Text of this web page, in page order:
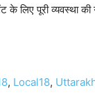
लिए पूरी व्यवस्था की
, Local18,